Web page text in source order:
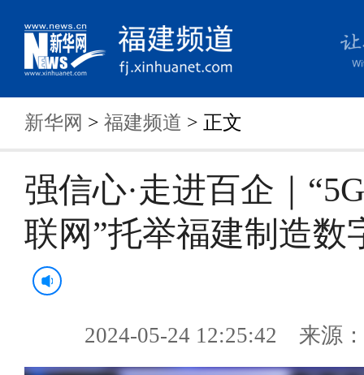
新华网 > 福建频道 > 正文
强信心·走进百企｜
联网”托举福建制造数
2024-05-24 12:25:42 来源